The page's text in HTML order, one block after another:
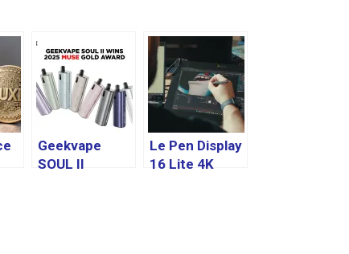
Geekvape
SOUL II
Le Pen Display
16 Lite 4K